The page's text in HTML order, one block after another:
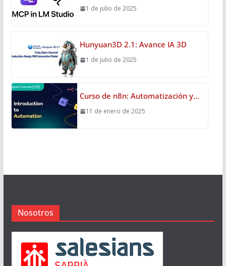
1 de julio de 2025
Hunyuan3D 2.1: Avance IA 3D
1 de julio de 2025
Curso de n8n: Automatización y…
11 de enero de 2025
Nosotros